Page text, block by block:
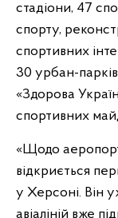
стадіони, 47
спорту,
спортивних
30 урбан-
«Здорова
спортивних
«Щодо
відкриється
у Херсоні. Він
авіаліній вже